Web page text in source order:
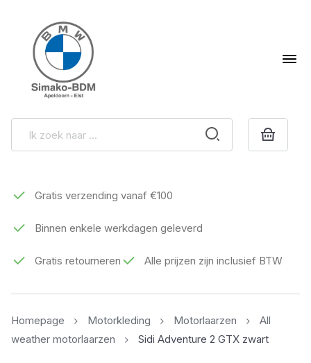
Gratis verzending vanaf €100
Binnen enkele werkdagen geleverd
Gratis retourneren Alle prijzen zijn inclusief BTW
Homepage Motorkleding Motorlaarzen
All
weather motorlaarzen
Sidi Adventure 2 GTX zwart